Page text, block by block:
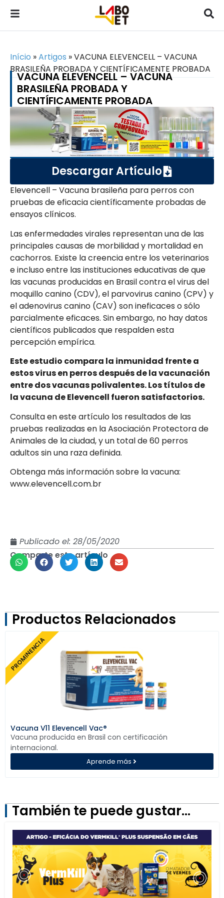
Início »Artigos »VACUNA ELEVENCELL – VACUNA
BRASILEÑA PROBADA Y CIENTÍFICAMENTE PROBADA
VACUNA ELEVENCELL – VACUNA
BRASILEÑA PROBADA Y
CIENTÍFICAMENTE PROBADA
Descargar Artículo
Elevencell – Vacuna brasileña para perros con
pruebas de eficacia científicamente probadas de
ensayos clínicos.
Las enfermedades virales representan una de las
principales causas de morbilidad y mortalidad en
cachorros. Existe la creencia entre los veterinarios
e incluso entre las instituciones educativas de que
las vacunas producidas en Brasil contra el virus del
moquillo canino (CDV), el parvovirus canino (CPV) y
el adenovirus canino (CAV) son ineficaces o sólo
parcialmente eficaces. Sin embargo, no hay datos
científicos publicados que respalden esta
percepción empírica.
Este estudio compara la inmunidad frente a
estos virus en perros después de la vacunación
entre dos vacunas polivalentes. Los títulos de
la vacuna de Elevencell fueron satisfactorios.
Consulta en este artículo los resultados de las
pruebas realizadas en la Asociación Protectora de
Animales de la ciudad, y un total de 60 perros
adultos sin una raza definida.
Obtenga más información sobre la vacuna:
www.elevencell.com.br
Publicado el: 28/05/2020
Comparte este artículo
Productos Relacionados
PROMINENCIA
Aprende más
Vacuna V11 Elevencell Vac®
Vacuna producida en Brasil con certificación
internacional.
También te puede gustar...